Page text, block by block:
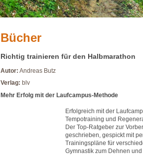
Bücher
Richtig trainieren für den Halbmarathon
Autor: Andreas Butz
Verlag: blv
Mehr Erfolg mit der Laufcampus-Methode
Erfolgreich mit der
Tempotraining und
Der Top-Ratgeber zur
geschrieben, gespickt mit
Trainingspläne für
Gymnastik zum Dehnen